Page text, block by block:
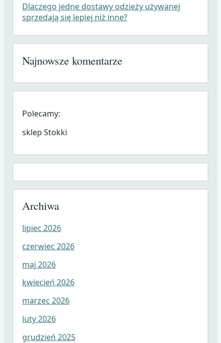
Dlaczego jedne dostawy odzieży używanej
sprzedają się lepiej niż inne?
Najnowsze komentarze
Polecamy:
sklep Stokki
Archiwa
lipiec 2026
czerwiec 2026
maj 2026
kwiecień 2026
marzec 2026
luty 2026
grudzień 2025